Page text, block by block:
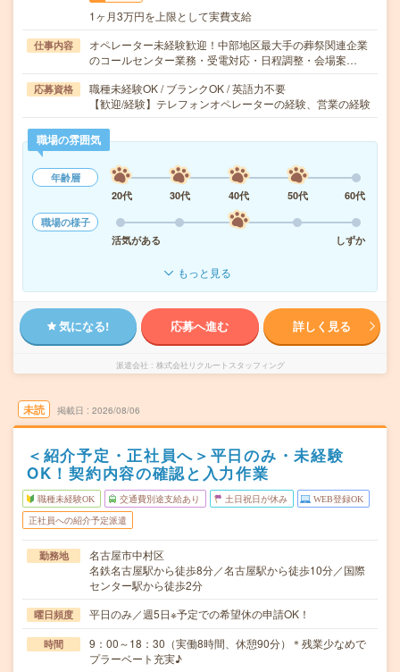
1ヶ月3万円を上限として実費支給
仕事内容
オペレーター未経験歓迎！中部地区最大手の葬祭関連企業
のコールセンター業務・受電対応・日程調整・会場案…
応募資格
職種未経験OK / ブランクOK / 英語力不要
【歓迎/経験】テレフォンオペレーターの経験、営業の経験
職場の雰囲気
年齢層
20代
30代 40代 50代
60代
職場の様子
活気がある
しずか
もっと見る
気になる! 応募へ進む 詳しく見る
派遣会社 株式会社リクルートスタッフィング
未読 掲載日 2026/08/06
＜紹介予定・正社員へ＞平日のみ・未経験
OK！契約内容の確認と入力作業
職種未経験OK 交通費別途支給あり 土日祝日が休み WEB登録OK
正社員への紹介予定派遣
勤務地
名古屋市中村区
名鉄名古屋駅から徒歩8分／名古屋駅から徒歩10分／国際
センター駅から徒歩2分
曜日頻度 平日のみ／週5日※予定での希望休の申請OK！
時間
9：00～18：30（実働8時間、休憩90分）＊残業少なめで
プラーベート充実♪